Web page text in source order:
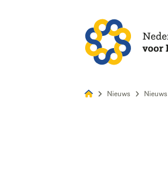
Nieuws Nieuws